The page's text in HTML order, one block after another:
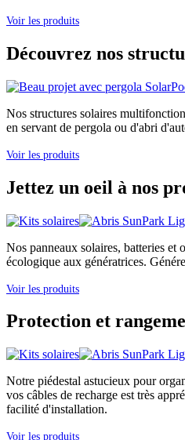
Voir les produits
Découvrez nos
Nos structures solaires
en servant de pergola ou d'abri
Voir les produits
Jettez un oeil à nos
Nos panneaux solaires, batteries et
écologique aux génératrices.
Voir les produits
Protection et
Notre piédestal astucieux pour
vos câbles de recharge est très
facilité d'installation.
Voir les produits